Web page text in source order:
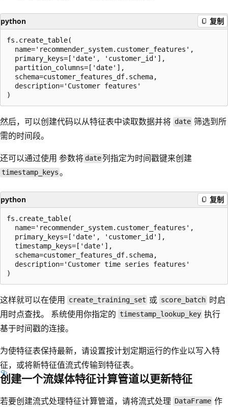
python 复制
fs.create_table(
  name='recommender_system.customer_features',
  primary_keys=['date', 'customer_id'],
  partition_columns=['date'],
  schema=customer_features_df.schema,
  description='Customer features'
然后，可以创建代码以从特征表中读取数据并将 date 筛选到所
需的时间段。
还可以通过使用 参数将 date 列指定为时间戳键来创建
timestamp_keys 。
python 复制
fs.create_table(
  name='recommender_system.customer_features',
  primary_keys=['date', 'customer_id'],
  timestamp_keys=['date'],
  schema=customer_features_df.schema,
  description='Customer time series features'
这样就可以在使用 create_training_set 或 score_batch 时启
用时点查找。 系统使用你指定的 timestamp_lookup_key 执行
基于时间戳的连接。
为使特征表保持最新，请设置按计划定期运行的作业以写入特
征，或将新特征值流式传输到特征表。
创建一个流媒体特征计算管道以更新特征
若要创建流式处理特征计算管道，请将流式处理 DataFrame 作